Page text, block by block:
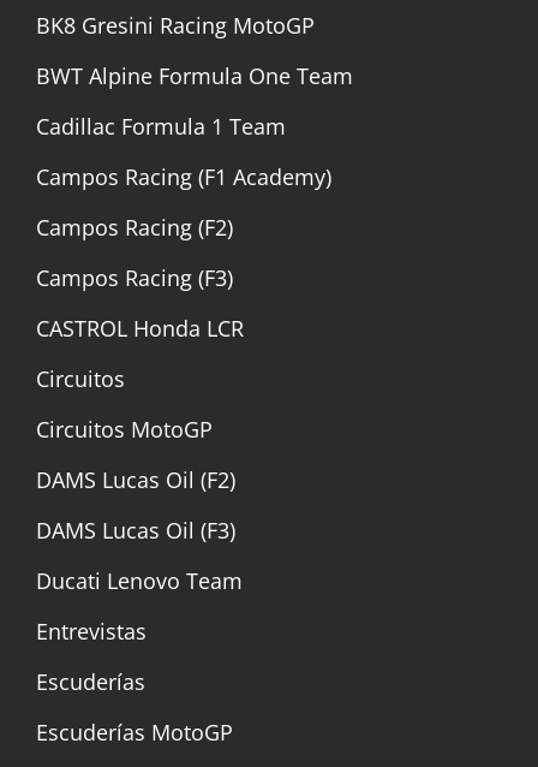
BK8 Gresini Racing MotoGP
BWT Alpine Formula One Team
Cadillac Formula 1 Team
Campos Racing (F1 Academy)
Campos Racing (F2)
Campos Racing (F3)
CASTROL Honda LCR
Circuitos
Circuitos MotoGP
DAMS Lucas Oil (F2)
DAMS Lucas Oil (F3)
Ducati Lenovo Team
Entrevistas
Escuderías
Escuderías MotoGP